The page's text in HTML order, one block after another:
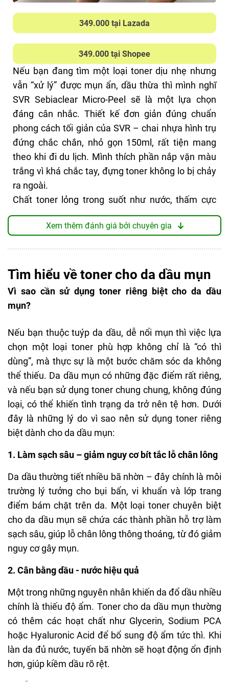
lại nhanh. Mình nghĩ một phần cũng nhờ việc mình
đã tối giản skincare, không dùng chồng quá nhiều
bước như trước nữa.
Nếu bạn thuộc team da dầu, dễ nổi mụn, đang tìm
một loại toner “sạch sâu – kiềm dầu – gom cồi
mụn” hiệu quả thì rất nên thử em này nha. Giá ổn,
chất lượng vượt mong đợi!
Xem thêm:
Review nước hoa hồng Meshoku
Bigansui thần thánh như thế nào
ĐIỂM TỐT
Giảm sưng viêm, làm khô nhân mụn chỉ sau 1–
2 ngày.
Hỗ trợ kiểm soát dầu, hạn chế tắc nghẽn lỗ
chân lông.
Giúp cải thiện sắc tố da, làm da đều màu hơn.
Có thể dùng cho cả nam lẫn nữ, áp dụng được
cho vùng da mặt và lưng.
Có chứa cồn, mùi hơi nồng và không thích hợp
cho da khô, da nhạy cảm.
Dung tích nhỏ (80–90ml), dùng hàng ngày sẽ
nhanh hết.
Có thể gây châm chích nhẹ khi mới làm quen
với BHA, dù không gây kích ứng rõ rệt.
349.000 tại Lazada
349.000 tại Shopee
Nếu bạn đang tìm một loại toner dịu nhẹ nhưng
vẫn “xử lý” được mụn ẩn, dầu thừa thì mình nghĩ
SVR Sebiaclear Micro-Peel sẽ là một lựa chọn
đáng cân nhắc. Thiết kế đơn giản đúng chuẩn
phong cách tối giản của SVR – chai nhựa hình trụ
đứng chắc chắn, nhỏ gọn 150ml, rất tiện mang
theo khi đi du lịch. Mình thích phần nắp vặn màu
trắng vì khá chắc tay, đựng toner không lo bị chảy
ra ngoài.
Chất toner lỏng trong suốt như nước, thấm cực
nhanh, không gây bết hay khó chịu, kể cả khi dùng
vào mùa hè. Mùi hương nhẹ nhàng, dễ chịu – tuy
như mình vốn rất kén sản phẩm, vậy mà sau
khoảng 2 tháng sử dụng, mình thực sự bất ngờ với
hiệu quả của em này.
Lần đầu dùng sẽ hơi châm chích nhẹ do da mình
chưa quen acid, nhưng cảm giác ấy nhanh chóng
biến mất, để lại làn da mát mẻ, căng nhẹ như vừa
được “uống nước”. Các nốt mụn ẩn liti dần gom
cồi, lỗ chân lông cũng như được “dọn dẹp”, da đỡ
bóng dầu hơn rõ rệt. Sau một thời gian, da mình
sáng và khỏe hơn trông thấy. Toner SVR
Sebiaclear Micro-Peel không chỉ giúp cấp ẩm mà
còn là một bước làm sạch sâu nhẹ nhàng, hỗ trợ
thậm chí hơi nhạy cảm một chút, đây thật sự là
một sản phẩm đáng để trải nghiệm thử!
ĐIỂM TỐT
Cân bằng pH và cấp ẩm nhẹ, không gây nặng
mặt.
Công thức dịu nhẹ, thích hợp cho da mụn và da
nhạy cảm.
không gây nhờn dính.
Làm dịu và làm mềm da, hỗ trợ hấp thụ dưỡng
chất tốt hơn.
Hỗ trợ làm mờ vết thâm, da đều màu hơn khi
dùng đều đặn.
Có khả năng tẩy da chết nhẹ, hỗ trợ giảm mụn
đầu đen.
Xem thêm đánh giá bởi chuyên gia
Tìm hiểu về toner cho da dầu mụn
Vì sao cần sử dụng toner riêng biệt cho da dầu
mụn?
Nếu bạn thuộc tuýp da dầu, dễ nổi mụn thì việc lựa
chọn một loại toner phù hợp không chỉ là “có thì
dùng”, mà thực sự là một bước chăm sóc da không
thể thiếu. Da dầu mụn có những đặc điểm rất riêng,
và nếu bạn sử dụng toner chung chung, không đúng
loại, có thể khiến tình trạng da trở nên tệ hơn. Dưới
đây là những lý do vì sao nên sử dụng toner riêng
biệt dành cho da dầu mụn:
1. Làm sạch sâu – giảm nguy cơ bít tắc lỗ chân lông
Da dầu thường tiết nhiều bã nhờn – đây chính là môi
trường lý tưởng cho bụi bẩn, vi khuẩn và lớp trang
điểm bám chặt trên da. Một loại toner chuyên biệt
cho da dầu mụn sẽ chứa các thành phần hỗ trợ làm
sạch sâu, giúp lỗ chân lông thông thoáng, từ đó giảm
nguy cơ gây mụn.
2. Cân bằng dầu - nước hiệu quả
Một trong những nguyên nhân khiến da đổ dầu nhiều
chính là thiếu độ ẩm. Toner cho da dầu mụn thường
có thêm các hoạt chất như Glycerin, Sodium PCA
hoặc Hyaluronic Acid để bổ sung độ ẩm tức thì. Khi
làn da đủ nước, tuyến bã nhờn sẽ hoạt động ổn định
hơn, giúp kiềm dầu rõ rệt.